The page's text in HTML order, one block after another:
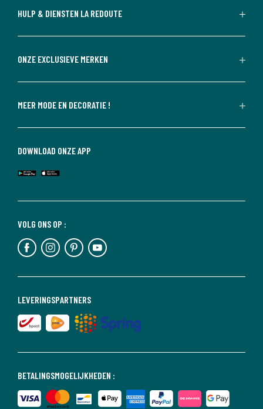
HULP & DIENSTEN LA REDOUTE
ONZE EXCLUSIEVE MERKEN
MEER MODE EN DECORATIE !
BETALINGSMOGELIJKHEDEN :
LEVERINGSPARTNERS
VOLG ONS OP :
DOWNLOAD ONZE APP